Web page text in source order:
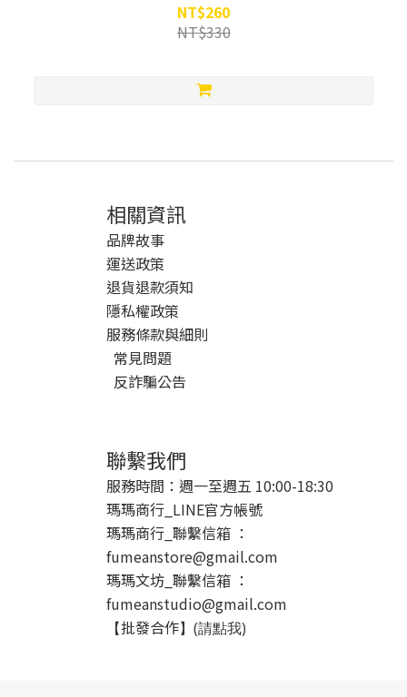
NT$260
NT$330
相關資訊
品牌故事
運送政策
退貨退款須知
隱私權政策
服務條款與細則
常見問題
反詐騙公告
聯繫我們
服務時間：週一至週五 10:00-18:30
瑪瑪商行_LINE官方帳號
瑪瑪商行_聯繫信箱 ：
fumeanstore@gmail.com
瑪瑪文坊_聯繫信箱 ：
fumeanstudio@gmail.com
【批發合作】(請點我)